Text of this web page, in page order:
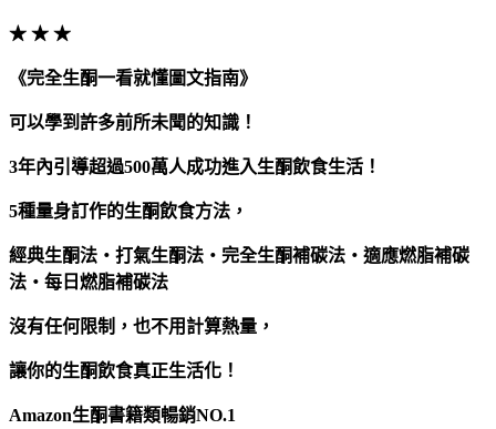
★ ★ ★
《完全生酮一看就懂圖文指南》
可以學到許多前所未聞的知識！
3年內引導超過500萬人成功進入生酮飲食生活！
5種量身訂作的生酮飲食方法，
經典生酮法‧打氣生酮法‧完全生酮補碳法‧適應燃脂補碳
法‧每日燃脂補碳法
沒有任何限制，也不用計算熱量，
讓你的生酮飲食真正生活化！
Amazon生酮書籍類暢銷NO.1